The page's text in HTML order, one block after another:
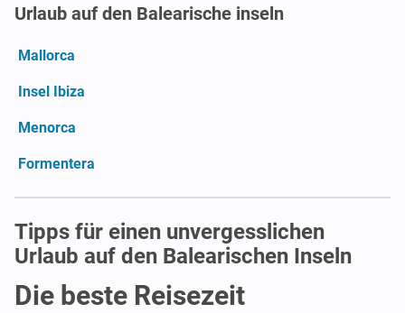
Urlaub auf den Balearische inseln
Mallorca
Insel Ibiza
Menorca
Formentera
Tipps für einen unvergesslichen
Urlaub auf den Balearischen Inseln
Die beste Reisezeit